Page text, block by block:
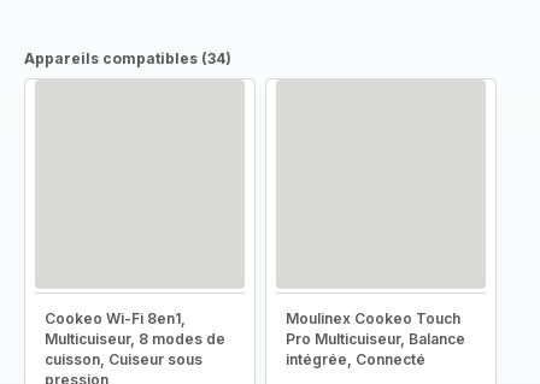
Appareils compatibles (34)
Cookeo Wi-Fi 8en1,
Multicuiseur, 8 modes de
cuisson, Cuiseur sous
pression
Moulinex Cookeo Touch
Pro Multicuiseur, Balance
intégrée, Connecté